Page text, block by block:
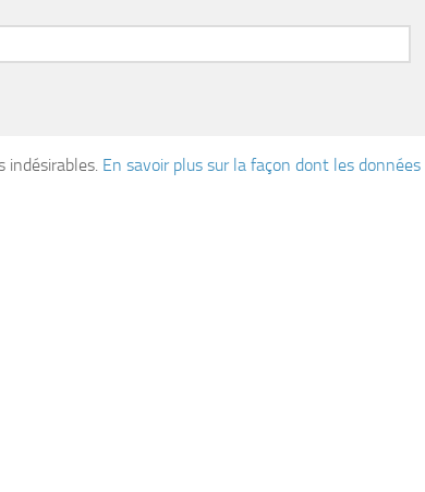
indésirables. En savoir plus sur la façon dont les données